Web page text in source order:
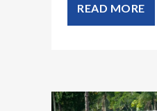
READ MORE